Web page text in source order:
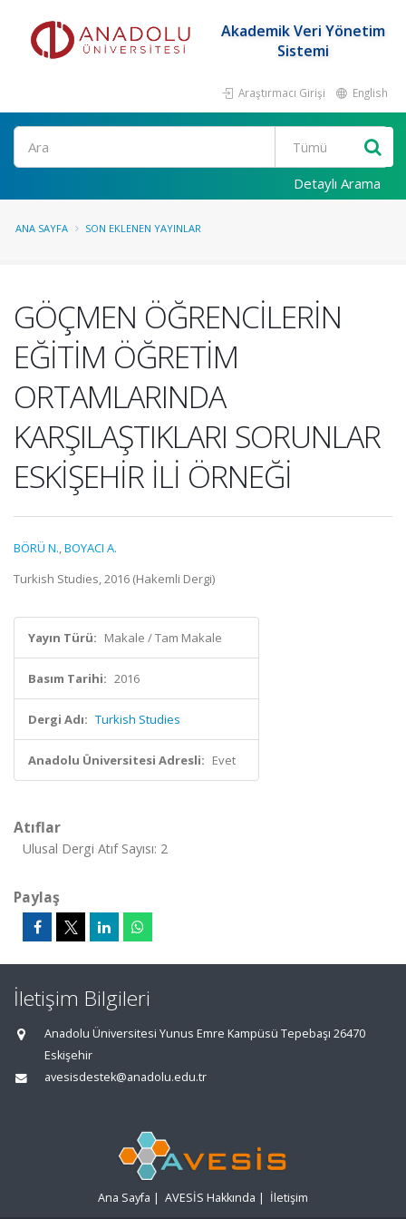
Akademik Veri Yönetim
Sistemi
Araştırmacı Girişi English
Ara
Detaylı Arama
ANA SAYFA SON EKLENEN YAYINLAR
GÖÇMEN ÖĞRENCİLERİN
EĞİTİM ÖĞRETİM
ORTAMLARINDA
KARŞILAŞTIKLARI SORUNLAR
ESKİŞEHİR İLİ ÖRNEĞİ
BÖRÜ N.,BOYACI A.
Turkish Studies, 2016 (Hakemli Dergi)
Yayın Türü: Makale / Tam Makale
Basım Tarihi: 2016
Dergi Adı: Turkish Studies
Anadolu Üniversitesi Adresli: Evet
Atıflar
Ulusal Dergi Atıf Sayısı: 2
Paylaş
İletişim Bilgileri
Anadolu Üniversitesi Yunus Emre Kampüsü Tepebaşı 26470
Eskişehir
avesisdestek@anadolu.edu.tr
Ana Sayfa | AVESİS Hakkında | İletişim